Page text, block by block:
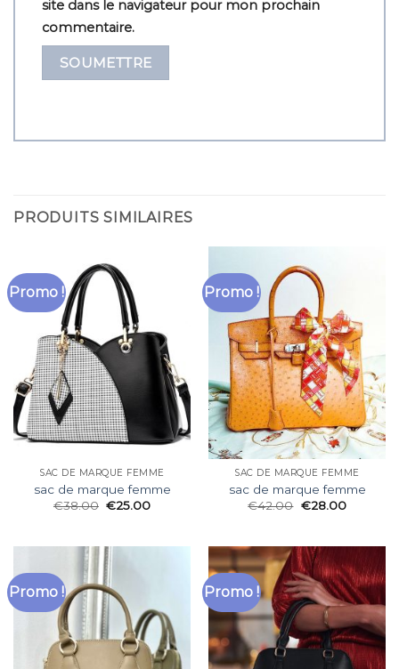
site dans le navigateur pour mon prochain
commentaire.
PRODUITS SIMILAIRES
Promo !
SAC DE MARQUE FEMME
sac de marque femme
€38.00 €25.00
Promo !
SAC DE MARQUE FEMME
sac de marque femme
€42.00 €28.00
Promo ! Promo !